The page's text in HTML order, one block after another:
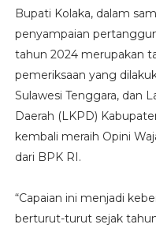
Bupati Kolaka, dalam
penyampaian
tahun 2024 merupakan
pemeriksaan yang
Sulawesi Tenggara, dan
Daerah (LKPD)
kembali meraih Opini
dari BPK RI.
“Capaian ini menjadi
berturut-turut sejak